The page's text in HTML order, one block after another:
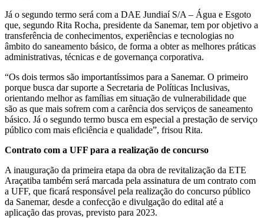
Já o segundo termo será com a DAE Jundiaí S/A – Água e Esgoto
que, segundo Rita Rocha, presidente da Sanemar, tem por objetivo a
transferência de conhecimentos, experiências e tecnologias no
âmbito do saneamento básico, de forma a obter as melhores práticas
administrativas, técnicas e de governança corporativa.
“Os dois termos são importantíssimos para a Sanemar. O primeiro
porque busca dar suporte a Secretaria de Políticas Inclusivas,
orientando melhor as famílias em situação de vulnerabilidade que
são as que mais sofrem com a carência dos serviços de saneamento
básico. Já o segundo termo busca em especial a prestação de serviço
público com mais eficiência e qualidade”, frisou Rita.
Contrato com a UFF para a realização de concurso
A inauguração da primeira etapa da obra de revitalização da ETE
Araçatiba também será marcada pela assinatura de um contrato com
a UFF, que ficará responsável pela realização do concurso público
da Sanemar, desde a confecção e divulgação do edital até a
aplicação das provas, previsto para 2023.